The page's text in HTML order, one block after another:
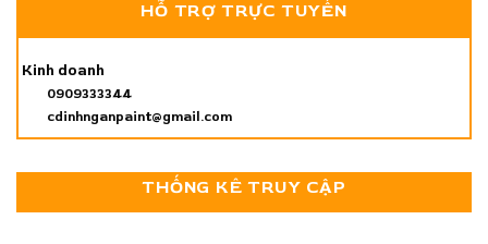
HỖ TRỢ TRỰC TUYẾN
Kinh doanh
0909333344
cdinhnganpaint@gmail.com
THỐNG KÊ TRUY CẬP